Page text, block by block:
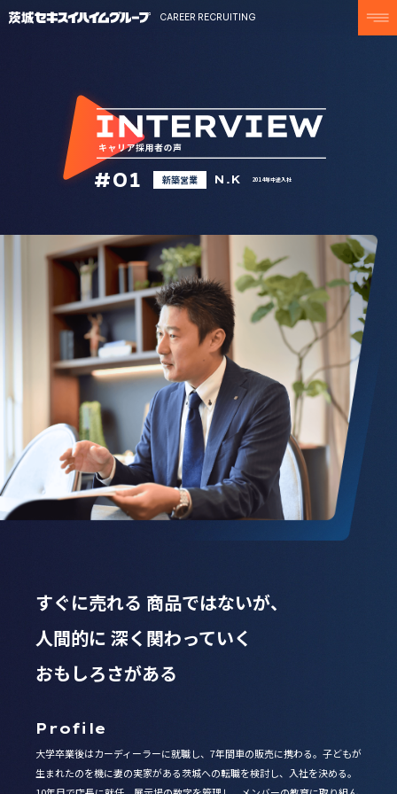
CAREER RECRUITING
#01 新築営業 N.K 2014年中途入社
すぐに売れる 商品ではないが、
人間的に 深く関わっていく
おもしろさがある
Profile
大学卒業後はカーディーラーに就職し、7年間車の販売に携わる。子どもが
生まれたのを機に妻の実家がある茨城への転職を検討し、入社を決める。